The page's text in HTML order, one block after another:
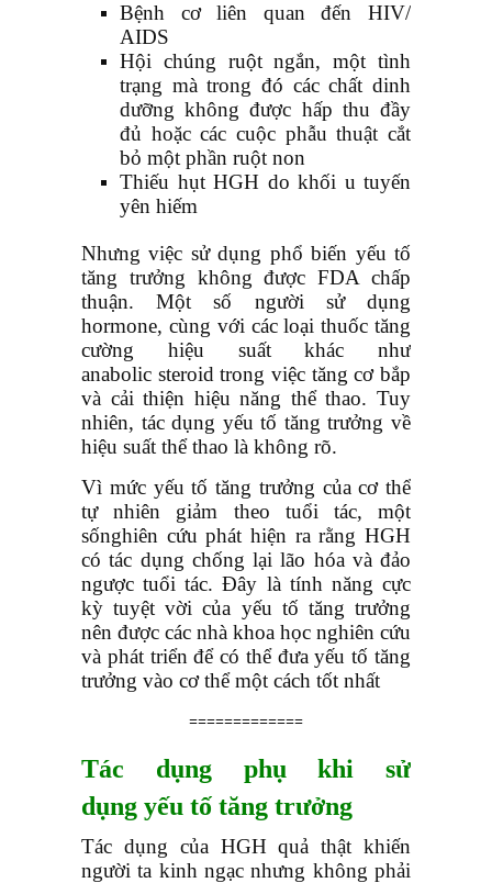
Bệnh cơ liên quan đến HIV/
AIDS
Hội chúng ruột ngắn, một tình
trạng mà trong đó các chất dinh
dưỡng không được hấp thu đầy
đủ hoặc các cuộc phẫu thuật cắt
bỏ một phần ruột non
Thiếu hụt HGH do khối u tuyến
yên hiếm
Nhưng việc sử dụng phổ biến yếu tố
tăng trưởng không được FDA chấp
thuận. Một số người sử dụng
hormone, cùng với các loại thuốc tăng
cường hiệu suất khác như
anabolic steroid trong việc tăng cơ bắp
và cải thiện hiệu năng thể thao. Tuy
nhiên, tác dụng yếu tố tăng trưởng về
hiệu suất thể thao là không rõ.
Vì mức yếu tố tăng trưởng của cơ thể
tự nhiên giảm theo tuổi tác, một
sốnghiên cứu phát hiện ra rằng HGH
có tác dụng chống lại lão hóa và đảo
ngược tuổi tác. Đây là tính năng cực
kỳ tuyệt vời của yếu tố tăng trưởng
nên được các nhà khoa học nghiên cứu
và phát triển để có thể đưa yếu tố tăng
trưởng vào cơ thể một cách tốt nhất
=============
Tác dụng phụ khi sử
dụng yếu tố tăng trưởng
Tác dụng của HGH quả thật khiến
người ta kinh ngạc nhưng không phải